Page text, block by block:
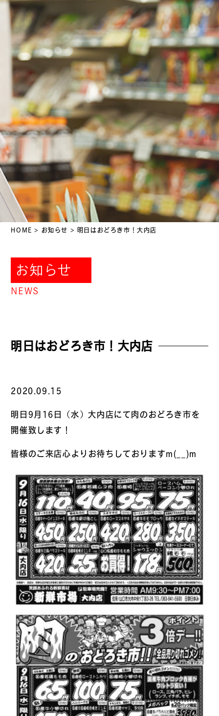
HOME > お知らせ > 明日はおどろき市！大内店
お知らせ
NEWS
明日はおどろき市！大内店
2020.09.15
明日9月16日（水）大内店にて肉のおどろき市を
開催致します！
皆様のご来店心よりお待ちしておりますm(__)m